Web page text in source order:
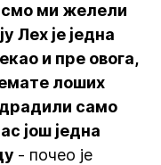
смо ми желели
Лех је једна
и пре овога,
лоших
само
још једна
- почео је